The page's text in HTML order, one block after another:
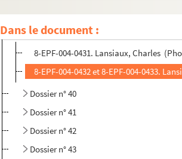
Dans le document :
Dossier n° 38
Dossier n° 39
8-EPF-004-0431. Lansiaux, Charles
8-EPF-004-0432 et 8-EPF-004-0433.
Dossier n° 40
Dossier n° 41
Dossier n° 42
Dossier n° 43